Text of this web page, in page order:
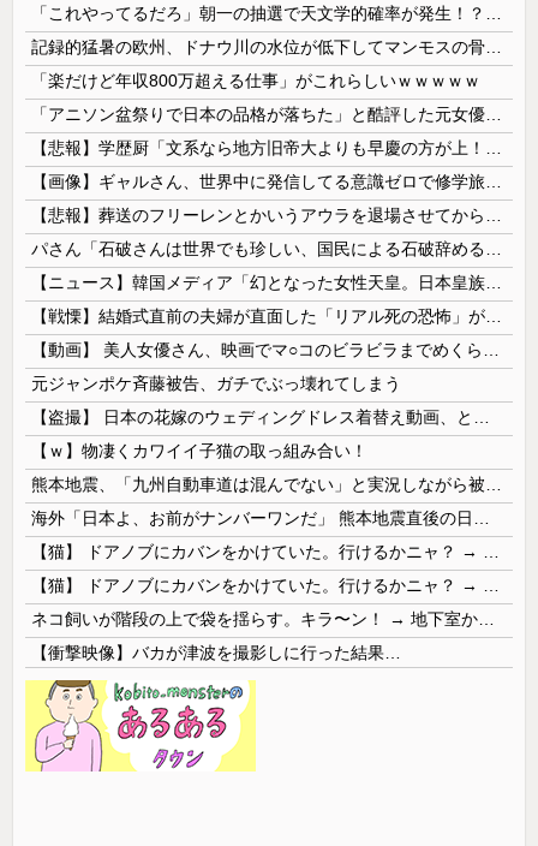
「楽だけど年収800万超える仕事」がこれらしいｗｗｗｗｗ
元ジャンポケ斉藤被告、ガチでぶっ壊れてしまう
【ｗ】物凄くカワイイ子猫の取っ組み合い！
【衝撃映像】バカが津波を撮影しに行った結果…